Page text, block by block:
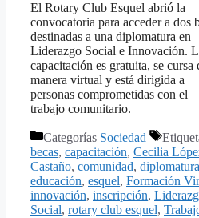
El Rotary Club Esquel abrió la
convocatoria para acceder a dos
destinadas a una diplomatura en
Liderazgo Social e Innovación.
capacitación es gratuita, se cursa
manera virtual y está dirigida a
personas comprometidas con el
trabajo comunitario.
Categorías Sociedad
becas, capacitación, Cecilia
Castaño, comunidad, diplomatura
educación, esquel, Formación
innovación, inscripción,
Social, rotary club esquel,